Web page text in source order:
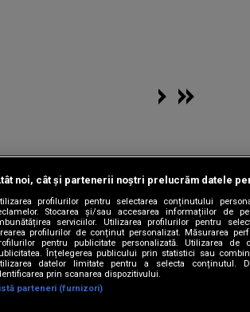
2026 / DIGI ROMANIA S.A.
de confidențialitate|Contact/Info|
ne și pe
noi, cât și partenerii noștri prelucrăm datele
profilurilor pentru selectarea conținutului
Stocarea și/sau accesarea informațiilor de
serviciilor. Utilizarea profilurilor pentru
profilurilor de conținut personalizat. Măsurarea
pentru publicitate personalizată. Utilizarea
Înțelegerea publicului prin statistici sau
datelor limitate pentru a selecta conținutul.
prin scanarea dispozitivului.
parteneri (furnizori)